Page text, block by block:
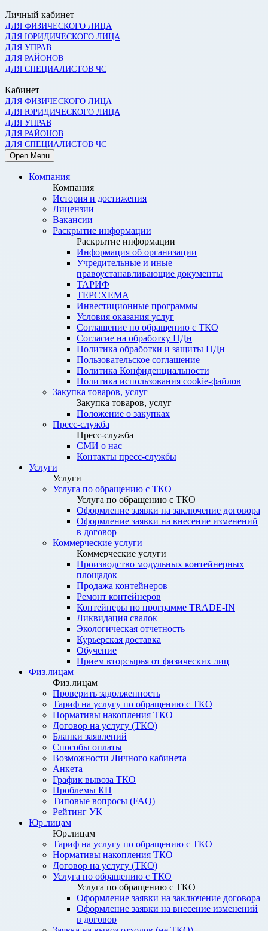
Личный кабинет
ДЛЯ ФИЗИЧЕСКОГО ЛИЦА
ДЛЯ ЮРИДИЧЕСКОГО ЛИЦА
ДЛЯ УПРАВ
ДЛЯ РАЙОНОВ
ДЛЯ СПЕЦИАЛИСТОВ ЧС
Кабинет
ДЛЯ ФИЗИЧЕСКОГО ЛИЦА
ДЛЯ ЮРИДИЧЕСКОГО ЛИЦА
ДЛЯ УПРАВ
ДЛЯ РАЙОНОВ
ДЛЯ СПЕЦИАЛИСТОВ ЧС
Open Menu
Компания
Компания
История и достижения
Лицензии
Вакансии
Раскрытие информации
Раскрытие информации
Информация об организации
Учредительные и иные
правоустанавливающие документы
ТАРИФ
ТЕРСХЕМА
Инвестиционные программы
Условия оказания услуг
Соглашение по обращению с ТКО
Согласие на обработку ПДн
Политика обработки и защиты ПДн
Пользовательское соглашение
Политика Конфиденциальности
Политика использования cookie-файлов
Закупка товаров, услуг
Закупка товаров, услуг
Положение о закупках
Пресс-служба
Пресс-служба
СМИ о нас
Контакты пресс-службы
Услуги
Услуги
Услуга по обращению с ТКО
Услуга по обращению с ТКО
Оформление заявки на заключение договора
Оформление заявки на внесение изменений
в договор
Коммерческие услуги
Коммерческие услуги
Производство модульных контейнерных
площадок
Продажа контейнеров
Ремонт контейнеров
Контейнеры по программе TRADE-IN
Ликвидация свалок
Экологическая отчетность
Курьерская доставка
Обучение
Прием вторсырья от физических лиц
Физ.лицам
Физ.лицам
Проверить задолженность
Тариф на услугу по обращению с ТКО
Нормативы накопления ТКО
Договор на услугу (ТКО)
Бланки заявлений
Способы оплаты
Возможности Личного кабинета
Анкета
График вывоза ТКО
Проблемы КП
Типовые вопросы (FAQ)
Рейтинг УК
Юр.лицам
Юр.лицам
Тариф на услугу по обращению с ТКО
Нормативы накопления ТКО
Договор на услугу (ТКО)
Услуга по обращению с ТКО
Услуга по обращению с ТКО
Оформление заявки на заключение договора
Оформление заявки на внесение изменений
в договор